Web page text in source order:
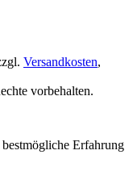
Versandkosten,
vorbehalten.
Erfahrung